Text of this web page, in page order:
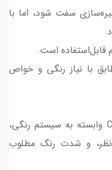
سفت شود، اما با
با نیاز رنگی و خواص
میزان مصرف COLORAL RED OXIDE وابسته به سیستم رنگی،
و شدت رنگ مطلوب